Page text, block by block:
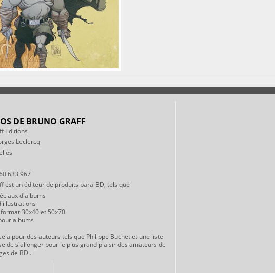
DE BRUNO GRAFF
Editions
Leclercq
633 967
est un éditeur de produits para-BD, tels que
d'albums
30x40 et 50x70
albums
pour des auteurs tels que Philippe Buchet et une liste
de s'allonger pour le plus grand plaisir des amateurs de
de BD..